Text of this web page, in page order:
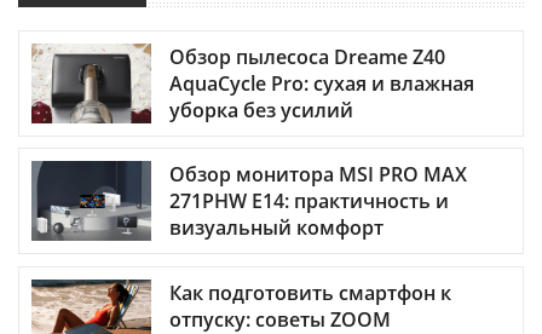
Обзор пылесоса Dreame Z40
AquaCycle Pro: сухая и влажная
уборка без усилий
Обзор монитора MSI PRO MAX
271PHW E14: практичность и
визуальный комфорт
Как подготовить смартфон к
отпуску: советы ZOOM